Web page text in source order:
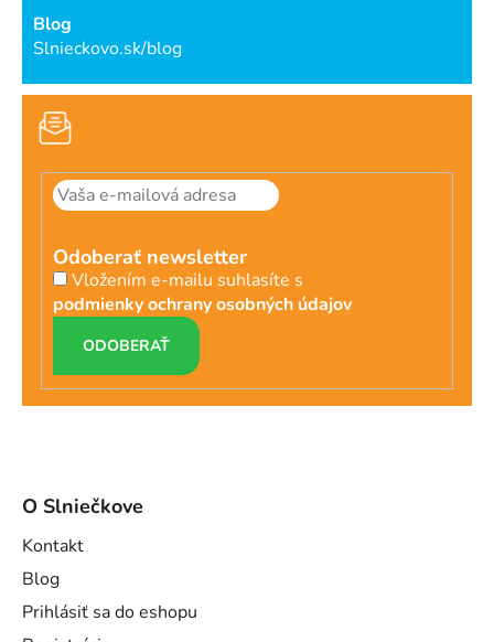
Blog
Slnieckovo.sk/blog
Odoberať newsletter
Vložením e-mailu suhlasíte s
podmienky ochrany osobných údajov
PRIHLÁSIŤ
SA
O Slniečkove
Kontakt
Blog
Prihlásiť sa do eshopu